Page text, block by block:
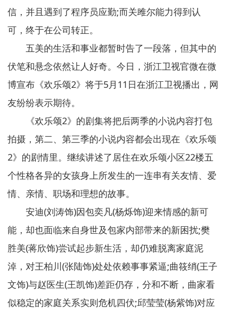
信，并且遇到了程序员应勤;而关雎尔能力得到认
可，终于在公司转正。
五美的生活和事业都暂时告了一段落，但其中的
伏笔和悬念依然让人好奇。今日，浙江卫视官微在微
博宣布《欢乐颂2》将于5月11日在浙江卫视播出，网
友纷纷表示期待。
《欢乐颂2》的剧集将把后两季的小说内容打包
拍摄，第二、第三季的小说内容都会出现在《欢乐颂
2》的剧情里。继续讲述了居住在欢乐颂小区22楼五
个性格各异的女孩身上所发生的一连串有关友情、爱
情、亲情、职场和理想的故事。
安迪(刘涛饰)因包奕凡(杨烁饰)迎来情感的新可
能，却也面临来自身世及包家内部带来的新困扰;樊
胜美(蒋欣饰)尝试起步新生活，却仍难脱离家庭泥
淖，对王柏川(张陆饰)处处依赖事事紧逼;曲筱绡(王子
文饰)与赵医生(王凯饰)差距仍存，分和不断，曲家看
似稳定的家庭关系实则危机四伏;邱莹莹(杨紫饰)对应